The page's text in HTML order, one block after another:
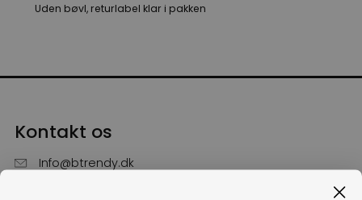
Uden bøvl, returlabel klar i pakken
Kontakt os
Info@btrendy.dk